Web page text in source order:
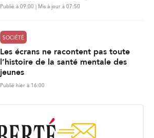
Publié à 09:00 | Mis à jour à 07:50
SOCIÉTÉ
Les écrans ne racontent pas toute
l’histoire de la santé mentale des
jeunes
Publié hier à 16:00